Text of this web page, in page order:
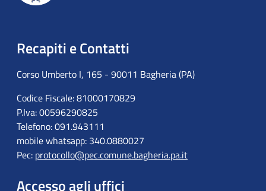
Recapiti e Contatti
Corso Umberto I, 165 - 90011 Bagheria (PA)
Codice Fiscale: 81000170829
P.Iva: 00596290825
Telefono: 091.943111
mobile whatsapp: 340.0880027
Pec: protocollo@pec.comune.bagheria.pa.it
Accesso agli uffici